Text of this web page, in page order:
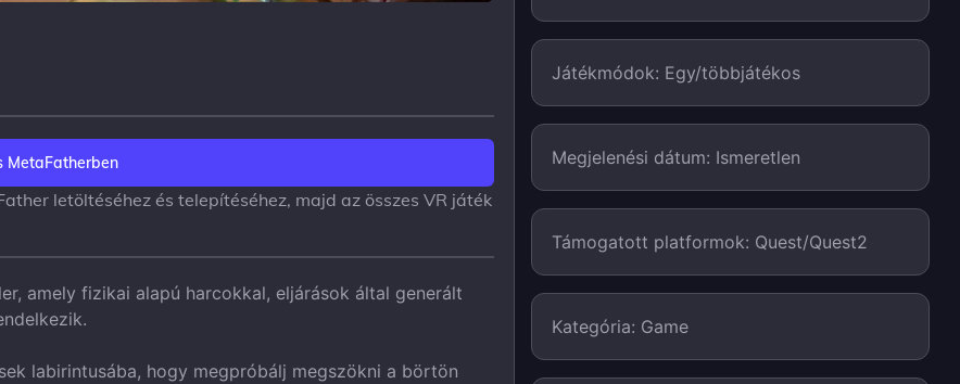
MetaFatherben
letöltéséhez és telepítéséhez, majd az összes VR játék
amely fizikai alapú harcokkal, eljárások által generált
labirintusába, hogy megpróbálj megszökni a börtön
Játékmódok: Egy/többjátékos
Megjelenési dátum: Ismeretlen
Támogatott platformok: Quest/Quest2
Kategória: Game